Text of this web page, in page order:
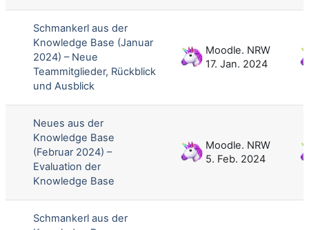
Schmankerl aus der
Knowledge Base (Januar
2024) – Neue
Teammitglieder, Rückblick
und Ausblick
Moodle. NRW
17. Jan. 2024
Neues aus der
Knowledge Base
(Februar 2024) –
Evaluation der
Knowledge Base
Moodle. NRW
5. Feb. 2024
Schmankerl aus der